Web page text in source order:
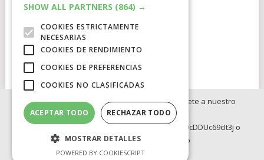
Política de Privacidad
Política de Cookies
Clausula de afiliación
ELCATALEJOCOPYRIGHT © 2026.POWERED BYIDIGAUD
BLOG INVERSION
OFERTAS INTERNACIONLES
Si no quieres perderte ninguna novedad, únete a nuestro
WhatsApp:
https://whatsapp.com/channel/0029Va8BRdy9cDDUc69cIt3j o
Telegram: https://t.me/elcatalejo
SHOW ALL PARTNERS (864) →
COOKIES ESTRICTAMENTE
NECESARIAS
COOKIES DE RENDIMIENTO
COOKIES DE PREFERENCIAS
COOKIES NO CLASIFICADAS
ACEPTAR TODO RECHAZAR TODO
MOSTRAR DETALLES
POWERED BY COOKIESCRIPT